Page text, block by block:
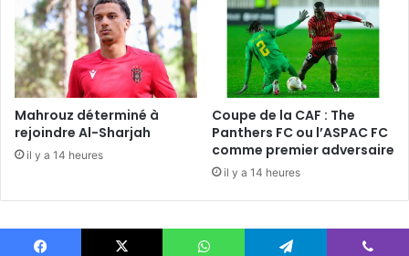
Mahrouz déterminé à
rejoindre Al-Sharjah
il y a 14 heures
Coupe de la CAF : The
Panthers FC ou l’ASPAC FC
comme premier adversaire
il y a 14 heures